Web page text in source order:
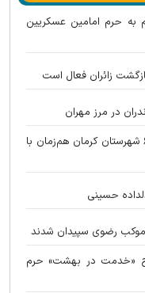
به حرم امامین عسکریین
زائران فعال است
از اطعام ۱۴ هزار عزادار تا برپایی موکب در ۶ شهرستان کرمان هم‌زمان با
«خدمت در بهشت» حرم